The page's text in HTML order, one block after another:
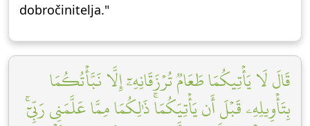
dobročinitelja."
قَالَ لَا يَأۡتِيكُمَا طَعَامٞ تُرۡزَقَانِهِۦٓ إِلَّا نَبَّأۡتُكُمَا
بِتَأۡوِيلِهِۦ قَبۡلَ أَن يَأۡتِيَكُمَاۚ ذَٰلِكُمَا مِمَّا عَلَّمَنِي رَبِّيٓۚ